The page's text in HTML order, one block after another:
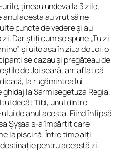
țineau undeva la 3 zile,
acesta au vrut să ne
puncte de vedere și au
Dar știți cum se spune „Tu zi
și uite așa în ziua de Joi, o
se cazau și pregăteau de
de Joi seară, am aflat că
la rugămintea lui
la Sarmisegetuza Regia,
decât Tibi, unul dintre
de anul acesta. Fiind în lipsă
Șyșaa s-a împărțit care
la piscină. Între timp alți
pentru această zi.